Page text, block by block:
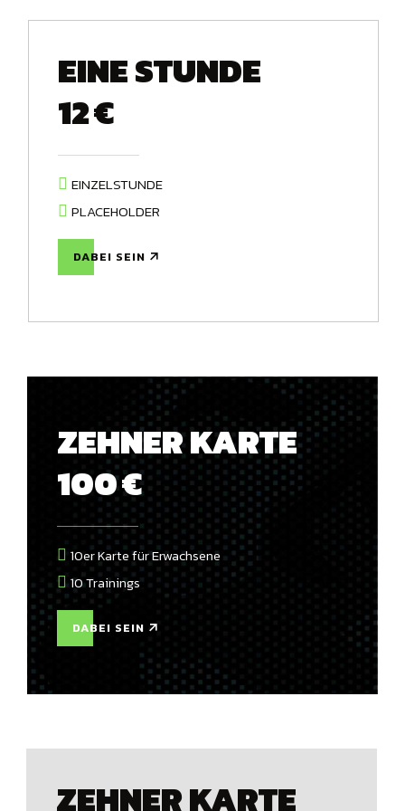
EINE STUNDE
€
12
EINZELSTUNDE
PLACEHOLDER
DABEI SEIN
ZEHNER KARTE
€
100
10er Karte für Erwachsene
10 Trainings
DABEI SEIN
ZEHNER KARTE